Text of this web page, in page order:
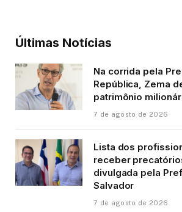
Últimas Notícias
Na corrida pela
República, Zema
patrimônio
7 de agosto de 2026
Lista dos
receber
divulgada pela
Salvador
7 de agosto de 2026